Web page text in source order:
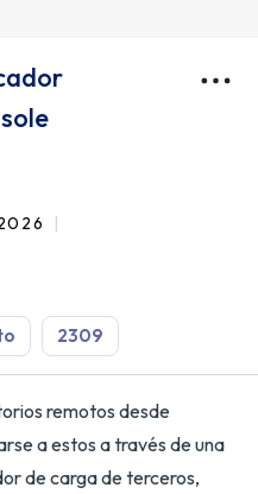
2309
remotos desde
a estos a través de una
de carga de terceros,